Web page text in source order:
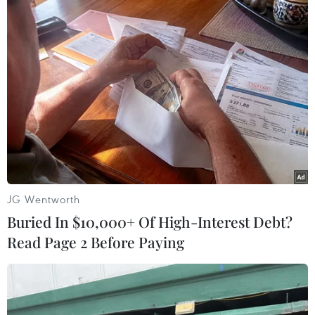
#đường cát #nhập lậu
#vi phạm
#quản lý thị trường
Tp. Hồ Chí Minh
JG Wentworth
Buried In $10,000+ Of High-Interest Debt?
Read Page 2 Before Paying